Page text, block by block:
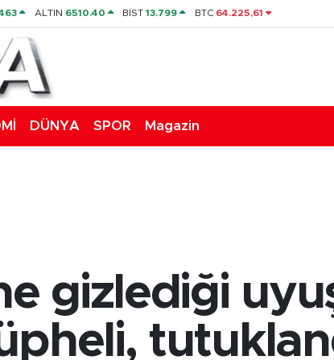
ALTIN 6510.40 BİST13.799 BTC 64.225,61
DÜNYA SPOR Magazin
gizlediği